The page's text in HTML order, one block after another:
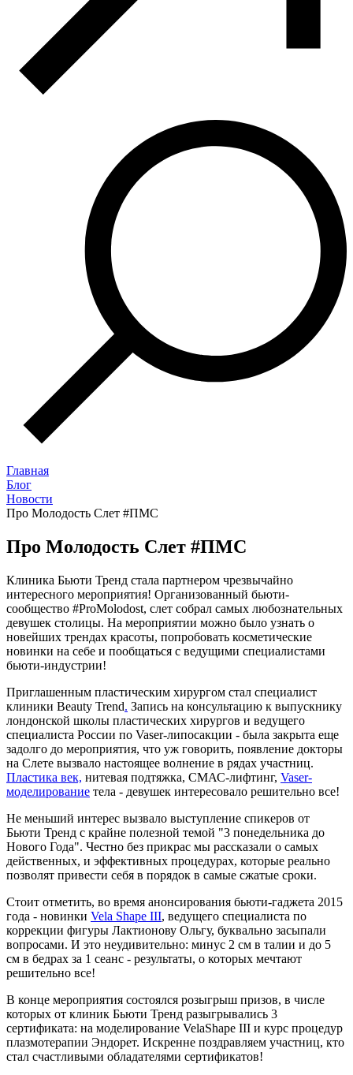
Главная
Блог
Новости
Про Молодость Слет #ПМС
Про Молодость Слет #ПМС
Клиника Бьюти Тренд стала партнером чрезвычайно
интересного мероприятия! Организованный бьюти-
сообщество #ProMolodost, слет собрал самых любознательных
девушек столицы. На мероприятии можно было узнать о
новейших трендах красоты, попробовать косметические
новинки на себе и пообщаться с ведущими специалистами
бьюти-индустрии!
Приглашенным пластическим хирургом стал специалист
клиники Beauty Trend. Запись на консультацию к выпускнику
лондонской школы пластических хирургов и ведущего
специалиста России по Vaser-липосакции - была закрыта еще
задолго до мероприятия, что уж говорить, появление докторы
на Слете вызвало настоящее волнение в рядах участниц.
Пластика век, нитевая подтяжка, СМАС-лифтинг, Vaser-
моделирование тела - девушек интересовало решительно все!
Не меньший интерес вызвало выступление спикеров от
Бьюти Тренд с крайне полезной темой "3 понедельника до
Нового Года". Честно без прикрас мы рассказали о самых
действенных, и эффективных процедурах, которые реально
позволят привести себя в порядок в самые сжатые сроки.
Стоит отметить, во время анонсирования бьюти-гаджета 2015
года - новинки Vela Shape III, ведущего специалиста по
коррекции фигуры Лактионову Ольгу, буквально засыпали
вопросами. И это неудивительно: минус 2 см в талии и до 5
см в бедрах за 1 сеанс - результаты, о которых мечтают
решительно все!
В конце мероприятия состоялся розыгрыш призов, в числе
которых от клиник Бьюти Тренд разыгрывались 3
сертификата: на моделирование VelaShape III и курс процедур
плазмотерапии Эндорет. Искренне поздравляем участниц, кто
стал счастливыми обладателями сертификатов!